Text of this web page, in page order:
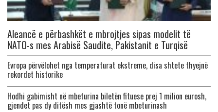
Aleancë e përbashkët e mbrojtjes sipas modelit të
NATO-s mes Arabisë Saudite, Pakistanit e Turqisë
Evropa përvëlohet nga temperaturat ekstreme, disa shtete thyejnë
rekordet historike
Hodhi gabimisht në mbeturina biletën fituese prej 1 milion eurosh,
gjendet pas dy ditësh mes gjashtë tonë mbeturinash